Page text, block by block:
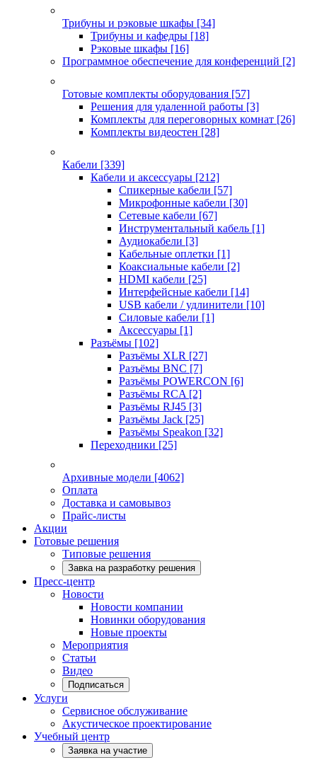
Трибуны и рэковые шкафы [34]
Трибуны и кафедры [18]
Рэковые шкафы [16]
Программное обеспечение для конференций [2]
Готовые комплекты оборудования [57]
Решения для удаленной работы [3]
Комплекты для переговорных комнат [26]
Комплекты видеостен [28]
Кабели [339]
Кабели и аксессуары [212]
Спикерные кабели [57]
Микрофонные кабели [30]
Сетевые кабели [67]
Инструментальный кабель [1]
Аудиокабели [3]
Кабельные оплетки [1]
Коаксиальные кабели [2]
HDMI кабели [25]
Интерфейсные кабели [14]
USB кабели / удлинители [10]
Силовые кабели [1]
Аксессуары [1]
Разъёмы [102]
Разъёмы XLR [27]
Разъёмы BNC [7]
Разъёмы POWERCON [6]
Разъёмы RCA [2]
Разъёмы RJ45 [3]
Разъёмы Jack [25]
Разъёмы Speakon [32]
Переходники [25]
Архивные модели [4062]
Оплата
Доставка и самовывоз
Прайс-листы
Акции
Готовые решения
Типовые решения
Завка на разработку решения
Пресс-центр
Новости
Новости компании
Новинки оборудования
Новые проекты
Мероприятия
Статьи
Видео
Подписаться
Услуги
Сервисное обслуживание
Акустическое проектирование
Учебный центр
Заявка на участие